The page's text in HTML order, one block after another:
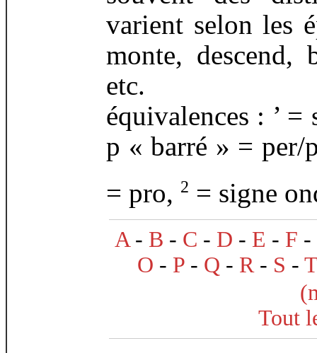
varient selon les
monte, descend,
etc.
équivalences : ’
p « barré » = per/
= pro, 2 = signe
A - B - C - D - E - F -
O - P- Q - R - S - T
Tout